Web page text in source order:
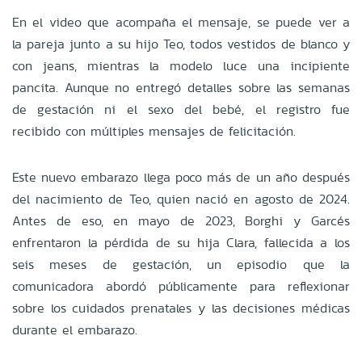
En el video que acompaña el mensaje, se puede ver a
la pareja junto a su hijo Teo, todos vestidos de blanco y
con jeans, mientras la modelo luce una incipiente
pancita. Aunque no entregó detalles sobre las semanas
de gestación ni el sexo del bebé, el registro fue
recibido con múltiples mensajes de felicitación.
Este nuevo embarazo llega poco más de un año después
del nacimiento de Teo, quien nació en agosto de 2024.
Antes de eso, en mayo de 2023, Borghi y Garcés
enfrentaron la pérdida de su hija Clara, fallecida a los
seis meses de gestación, un episodio que la
comunicadora abordó públicamente para reflexionar
sobre los cuidados prenatales y las decisiones médicas
durante el embarazo.